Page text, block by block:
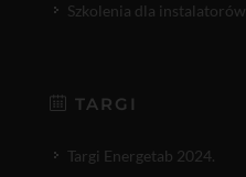
Szkolenia dla instalatorów
TARGI
Targi Energetab 2024.